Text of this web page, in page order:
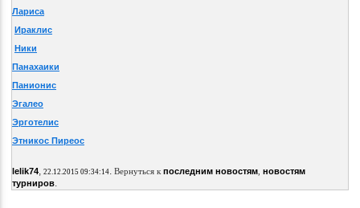
Лариса
Ираклис
Ники
Панахаики
Панионис
Эгалео
Эрготелис
Этникос Пиреос
lelik74, 22.12.2015 09:34:14. Вернуться к последним новостям, новостям
турниров.